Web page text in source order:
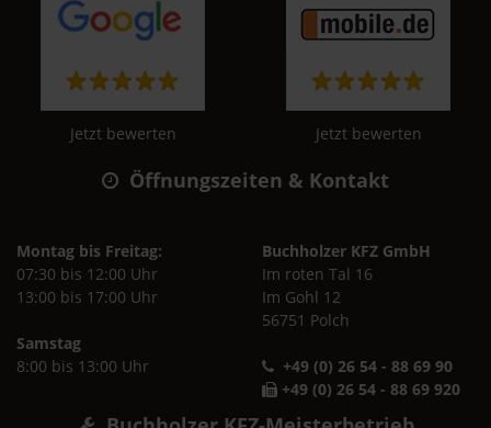
Jetzt bewerten Jetzt bewerten
Öffnungszeiten & Kontakt
Montag bis Freitag:
07:30 bis 12:00 Uhr
13:00 bis 17:00 Uhr
Samstag
8:00 bis 13:00 Uhr
Buchholzer KFZ GmbH
Im roten Tal 16
Im Gohl 12
56751 Polch
+49 (0) 26 54 - 88 69 90
+49 (0) 26 54 - 88 69 920